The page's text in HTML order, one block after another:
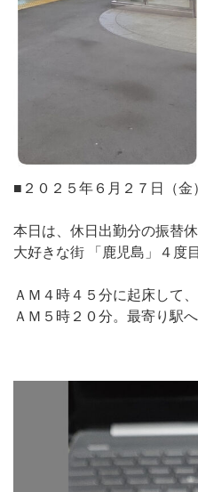
■２０２５年６月２７日（金
本日は、休日出勤分の振替休
大好きな街 「鹿児島」４度
ＡＭ４時４５分に起床して、
ＡＭ５時２０分。最寄り駅へ